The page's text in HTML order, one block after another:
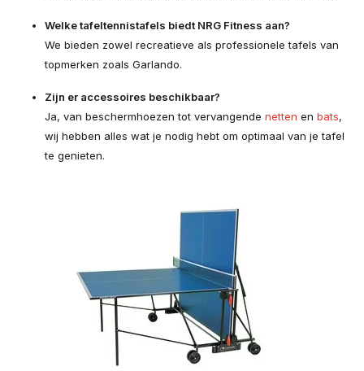
Welke tafeltennistafels biedt NRG Fitness aan?
We bieden zowel recreatieve als professionele tafels van
topmerken zoals Garlando.
Zijn er accessoires beschikbaar?
Ja, van beschermhoezen tot vervangende netten en bats,
wij hebben alles wat je nodig hebt om optimaal van je tafel
te genieten.